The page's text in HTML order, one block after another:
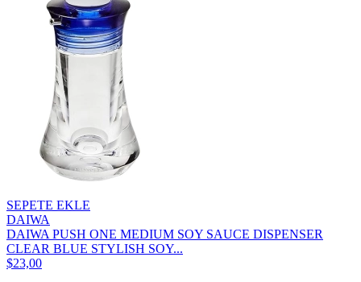
SEPETE EKLE
DAIWA
DAIWA PUSH ONE MEDIUM SOY SAUCE DISPENSER
CLEAR BLUE STYLISH SOY...
$23,00